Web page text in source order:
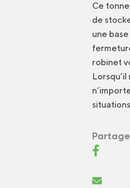
Ce
de
une
robinet